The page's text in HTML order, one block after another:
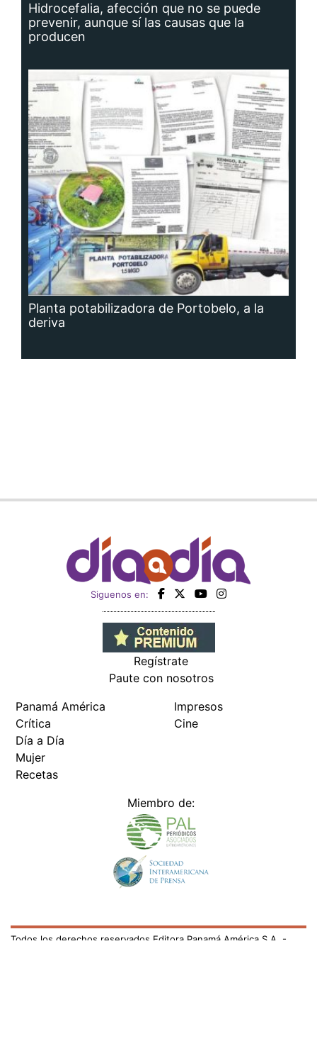
Hidrocefalia, afección que no se puede
prevenir, aunque sí las causas que la
producen
Planta potabilizadora de Portobelo, a la
deriva
Siguenos en:
Regístrate
Paute con nosotros
Panamá América
Crítica
Día a Día
Mujer
Recetas
Impresos
Cine
Miembro de:
Todos los derechos reservados Editora Panamá América S.A. -